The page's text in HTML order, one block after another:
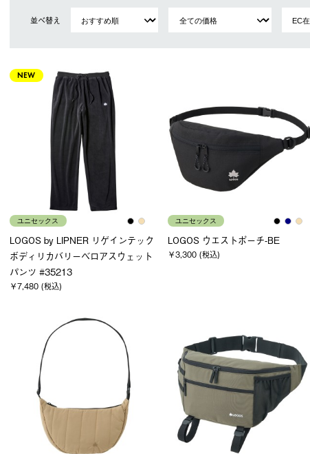
並べ替え
NEW
ユニセックス
LOGOS by LIPNER リゲインテック
ボディリカバリーベロアスウェット
パンツ #35213
￥7,480 (税込)
ユニセックス
LOGOS ウエストポーチ-BE
￥3,300 (税込)